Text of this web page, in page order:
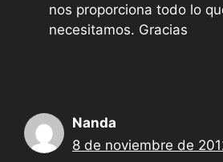
nos proporciona todo lo
necesitamos. Gracias
Nanda
8 de noviembre de